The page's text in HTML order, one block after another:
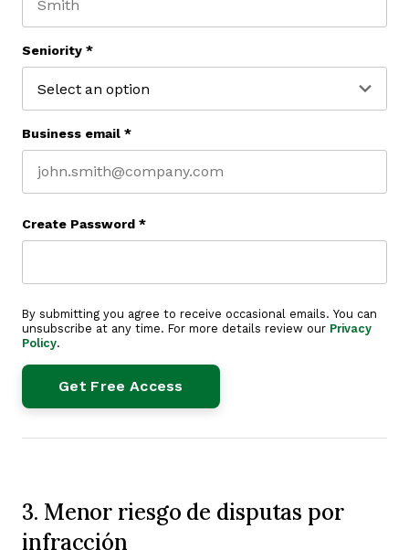
Seniority *
Business email *
Create Password *
By submitting you agree to receive occasional emails. You can
unsubscribe at any time. For more details review our Privacy
Policy.
3. Menor riesgo de disputas por
infracción